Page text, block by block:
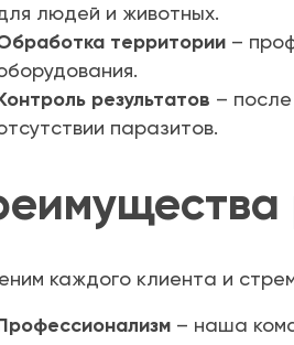
людей и животных.
территории –
результатов –
паразитов.
каждого клиента и
– наша